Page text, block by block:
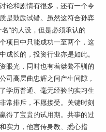
论和剧情有很多，还有一个令
是鼓励试错。虽然这符合孙弈
”的人设，但是必须承认的
项目中只能成功一至两个，这
成长的，投资行业亦是如此。
眼光，同时也有着桀骜不驯的
司高层曲忠辉之间产生间隙，
学历普通、毫无经验的实习生
常排斥，不愿接受。关键时刻
得了宝贵的试用期。共事的过
实力，他言传身教、悉心指